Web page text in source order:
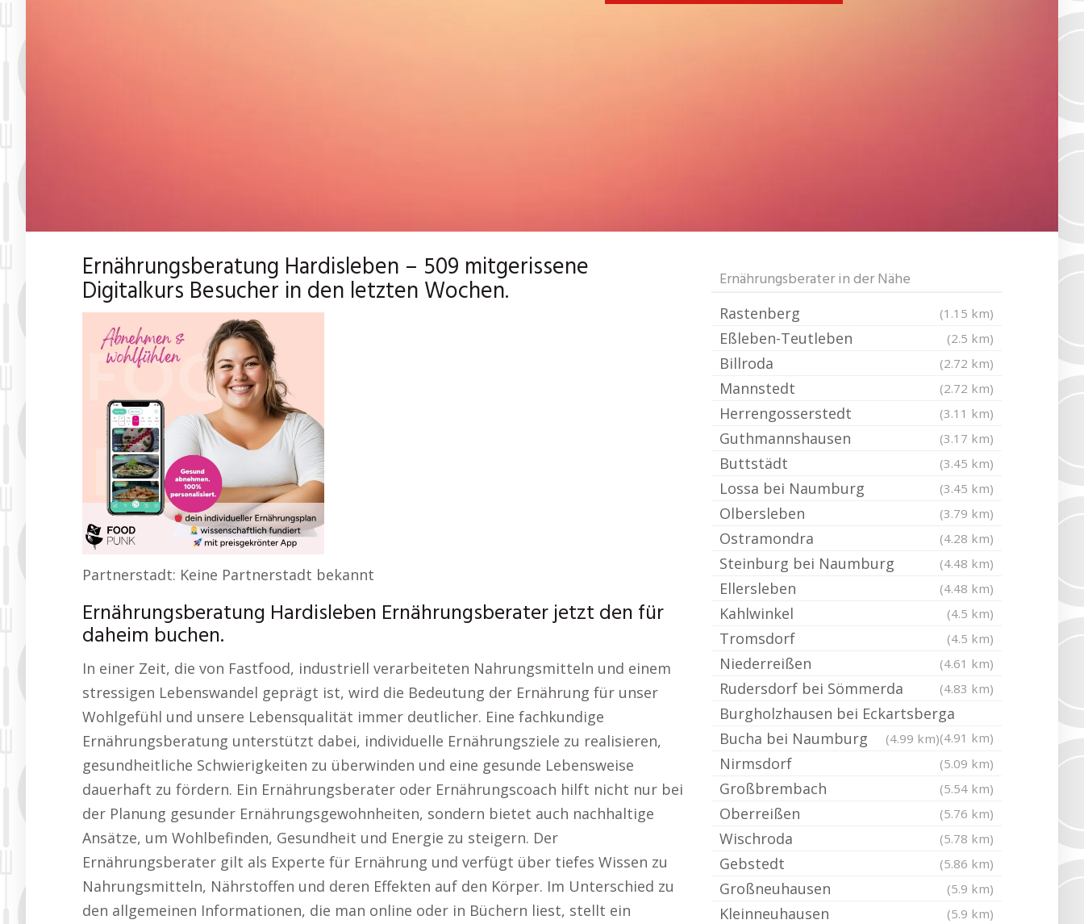
Ernährungsberatung Hardisleben – 509 mitgerissene
Digitalkurs Besucher in den letzten Wochen.
Partnerstadt: Keine Partnerstadt bekannt
Ernährungsberatung Hardisleben Ernährungsberater jetzt den für
daheim buchen.
In einer Zeit, die von Fastfood, industriell verarbeiteten Nahrungsmitteln und einem
stressigen Lebenswandel geprägt ist, wird die Bedeutung der Ernährung für unser
Wohlgefühl und unsere Lebensqualität immer deutlicher. Eine fachkundige
Ernährungsberatung unterstützt dabei, individuelle Ernährungsziele zu realisieren,
gesundheitliche Schwierigkeiten zu überwinden und eine gesunde Lebensweise
dauerhaft zu fördern. Ein Ernährungsberater oder Ernährungscoach hilft nicht nur bei
der Planung gesunder Ernährungsgewohnheiten, sondern bietet auch nachhaltige
Ansätze, um Wohlbefinden, Gesundheit und Energie zu steigern. Der
Ernährungsberater gilt als Experte für Ernährung und verfügt über tiefes Wissen zu
Nahrungsmitteln, Nährstoffen und deren Effekten auf den Körper. Im Unterschied zu
den allgemeinen Informationen, die man online oder in Büchern liest, stellt ein
Ernährungsberater in der Nähe
Rastenberg (1.15 km)
Eßleben-Teutleben (2.5 km)
Billroda (2.72 km)
Mannstedt (2.72 km)
Herrengosserstedt (3.11 km)
Guthmannshausen (3.17 km)
Buttstädt (3.45 km)
Lossa bei Naumburg (3.45 km)
Olbersleben (3.79 km)
Ostramondra (4.28 km)
Steinburg bei Naumburg (4.48 km)
Ellersleben (4.48 km)
Kahlwinkel (4.5 km)
Tromsdorf (4.5 km)
Niederreißen (4.61 km)
Rudersdorf bei Sömmerda (4.83 km)
Burgholzhausen bei Eckartsberga
(4.91 km)
Bucha bei Naumburg (4.99 km)
Nirmsdorf (5.09 km)
Großbrembach (5.54 km)
Oberreißen (5.76 km)
Wischroda (5.78 km)
Gebstedt (5.86 km)
Großneuhausen (5.9 km)
Kleinneuhausen (5.9 km)